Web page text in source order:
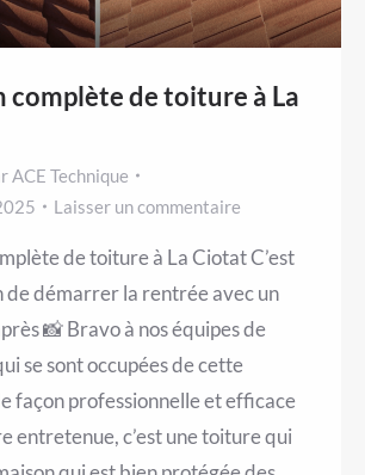
complète de toiture à La
ACE Technique
Laisser un commentaire
de toiture à La Ciotat C’est
de démarrer la rentrée avec un
📸 Bravo à nos équipes de
se sont occupées de cette
façon professionnelle et efficace
entretenue, c’est une toiture qui